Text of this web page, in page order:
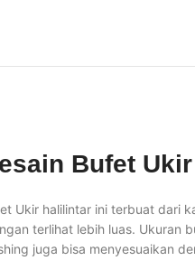
Bufet
Ukir halilintar ini terbuat dari
terlihat lebih luas. Ukuran
juga bisa menyesuaikan